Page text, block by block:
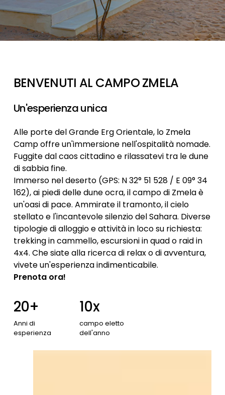
BENVENUTI AL CAMPOZMELA
Un'esperienzaunica
Alle porte del Grande Erg Orientale, lo Zmela
Camp offre un'immersione nell'ospitalità nomade.
Fuggite dal caos cittadino e rilassatevi tra le dune
di sabbia fine.
Immerso nel deserto (GPS: N 32° 51 528 / E 09° 34
162), ai piedi delle dune ocra, il campo di Zmela è
un'oasi di pace. Ammirate il tramonto, il cielo
stellato e l'incantevole silenzio del Sahara. Diverse
tipologie di alloggio e attività in loco su richiesta:
trekking in cammello, escursioni in quad o raid in
4x4. Che siate alla ricerca di relax o di avventura,
vivete un'esperienza indimenticabile.
Prenota ora!
20+
Anni di
esperienza
10x
campo eletto
dell'anno